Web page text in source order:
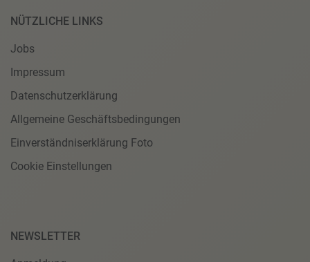
NÜTZLICHE LINKS
Jobs
Impressum
Datenschutzerklärung
Allgemeine Geschäftsbedingungen
Einverständniserklärung Foto
Cookie Einstellungen
NEWSLETTER